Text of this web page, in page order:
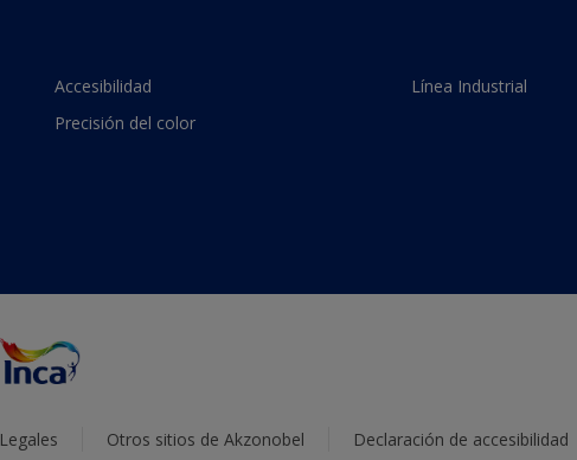
Accesibilidad
Precisión del color
Línea Industrial
Legales Otros sitios de Akzonobel Declaración de accesibilidad